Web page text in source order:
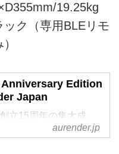
19.25kg
ク（専用BLEリモ
Anniversary Edition
Japan
立15周年の集大成。
音質至上主義」が生ん
aurender.jp